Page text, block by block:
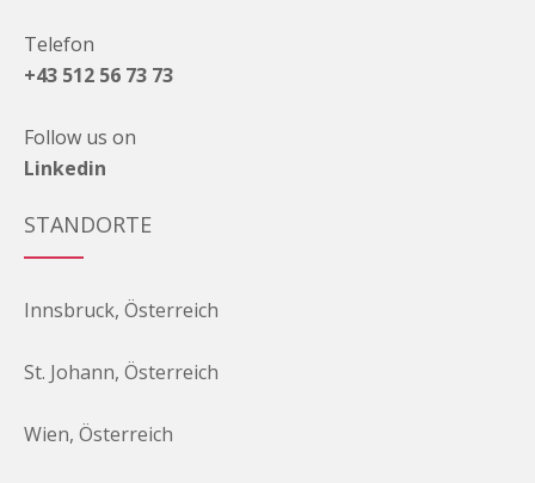
Telefon
+43 512 56 73 73
Follow us on
Linkedin
STANDORTE
Innsbruck, Österreich
St. Johann, Österreich
Wien, Österreich